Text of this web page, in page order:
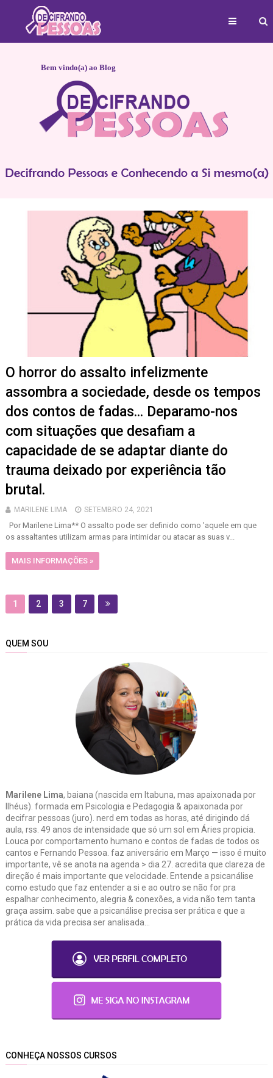
Bem vindo(a) ao Blog
O horror do assalto infelizmente
assombra a sociedade, desde os tempos
dos contos de fadas... Deparamo-nos
com situações que desafiam a
capacidade de se adaptar diante do
trauma deixado por experiência tão
brutal.
MARILENE LIMA SETEMBRO 24, 2021
Por Marilene Lima** O assalto pode ser definido como 'aquele em que
os assaltantes utilizam armas para intimidar ou atacar as suas v...
MAIS INFORMAÇÕES »
1 2 3 7
QUEM SOU
Marilene Lima, baiana (nascida em Itabuna, mas apaixonada por
Ilhéus). formada em Psicologia e Pedagogia & apaixonada por
decifrar pessoas (juro). nerd em todas as horas, até dirigindo dá
aula, rss. 49 anos de intensidade que só um sol em Áries propicia.
Louca por comportamento humano e contos de fadas de todos os
cantos e Fernando Pessoa. faz aniversário em Março — isso é muito
importante, vê se anota na agenda > dia 27. acredita que clareza de
direção é mais importante que velocidade. Entende a psicanálise
como estudo que faz entender a si e ao outro se não for pra
espalhar conhecimento, alegria & conexões, a vida não tem tanta
graça assim. sabe que a psicanálise precisa ser prática e que a
prática da vida precisa ser analisada...
CONHEÇA NOSSOS CURSOS